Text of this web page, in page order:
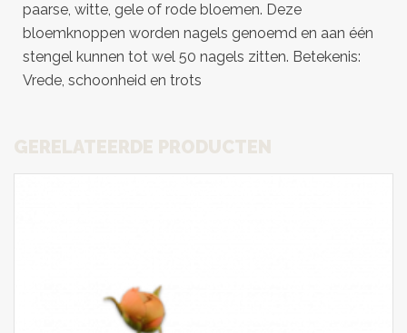
paarse, witte, gele of rode bloemen. Deze
bloemknoppen worden nagels genoemd en aan één
stengel kunnen tot wel 50 nagels zitten. Betekenis:
Vrede, schoonheid en trots
GERELATEERDE PRODUCTEN